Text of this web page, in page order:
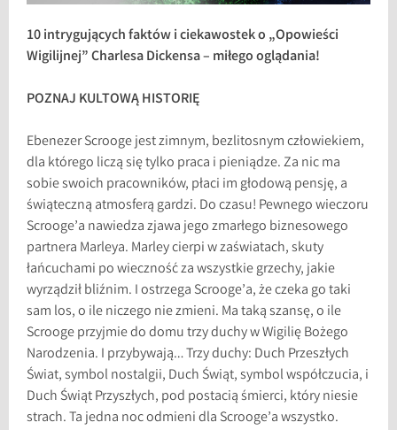
10 intrygujących faktów i ciekawostek o „Opowieści
Wigilijnej” Charlesa Dickensa – miłego oglądania!
POZNAJ KULTOWĄ HISTORIĘ
Ebenezer Scrooge jest zimnym, bezlitosnym człowiekiem,
dla którego liczą się tylko praca i pieniądze. Za nic ma
sobie swoich pracowników, płaci im głodową pensję, a
świąteczną atmosferą gardzi. Do czasu! Pewnego wieczoru
Scrooge’a nawiedza zjawa jego zmarłego biznesowego
partnera Marleya. Marley cierpi w zaświatach, skuty
łańcuchami po wieczność za wszystkie grzechy, jakie
wyrządził bliźnim. I ostrzega Scrooge’a, że czeka go taki
sam los, o ile niczego nie zmieni. Ma taką szansę, o ile
Scrooge przyjmie do domu trzy duchy w Wigilię Bożego
Narodzenia. I przybywają… Trzy duchy: Duch Przeszłych
Świat, symbol nostalgii, Duch Świąt, symbol współczucia, i
Duch Świąt Przyszłych, pod postacią śmierci, który niesie
strach. Ta jedna noc odmieni dla Scrooge’a wszystko.